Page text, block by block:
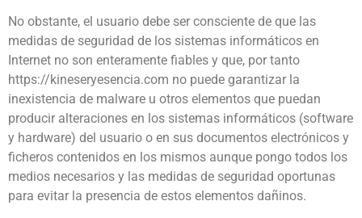
No obstante, el usuario debe ser consciente de que las
medidas de seguridad de los sistemas informáticos en
Internet no son enteramente fiables y que, por tanto
https://kineseryesencia.com no puede garantizar la
inexistencia de malware u otros elementos que puedan
producir alteraciones en los sistemas informáticos (software
y hardware) del usuario o en sus documentos electrónicos y
ficheros contenidos en los mismos aunque pongo todos los
medios necesarios y las medidas de seguridad oportunas
para evitar la presencia de estos elementos dañinos.